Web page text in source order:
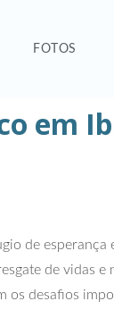
FOTOS
em
de
de vidas
desafios